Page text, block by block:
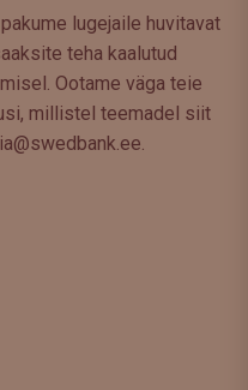
lugejaile huvitavat
teha kaalutud
Ootame väga teie
millistel teemadel siit